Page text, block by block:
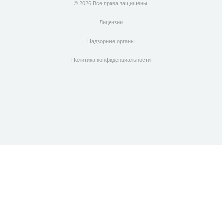
© 2026 Все права защищены.
Лицензии
Надзорные органы
Политика конфиденциальности